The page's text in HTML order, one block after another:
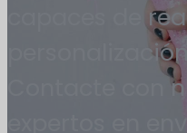
capaces de
Contacte con
expertos en